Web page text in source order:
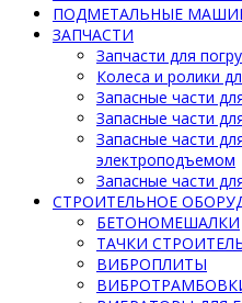
ПОДМЕТАЛЬНЫЕ
ЗАПЧАСТИ
Запчасти для
Колеса и ролики
Запасные части
Запасные части
Запасные части
электроподъемом
Запасные части
СТРОИТЕЛЬНОЕ
БЕТОНОМЕШАЛКИ
ТАЧКИ
ВИБРОПЛИТЫ